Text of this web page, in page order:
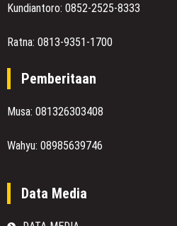
Kundiantoro: 0852-2525-8333
Ratna: 0813-9351-1700
Pemberitaan
Musa: 081326303408
Wahyu: 08985639746
Data Media